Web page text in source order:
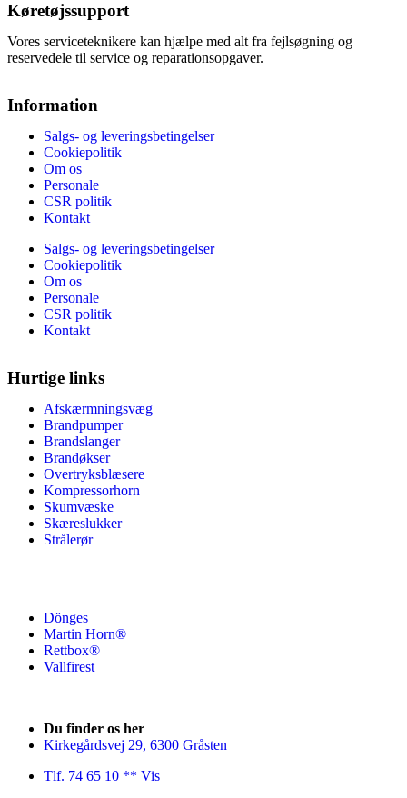
Køretøjssupport
Vores serviceteknikere kan hjælpe med alt fra fejlsøgning og
reservedele til service og reparationsopgaver.
Information
Salgs- og leveringsbetingelser
Cookiepolitik
Om os
Personale
CSR politik
Kontakt
Salgs- og leveringsbetingelser
Cookiepolitik
Om os
Personale
CSR politik
Kontakt
Hurtige links
Afskærmningsvæg
Brandpumper
Brandslanger
Brandøkser
Overtryksblæsere
Kompressorhorn
Skumvæske
Skæreslukker
Strålerør
Dönges
Martin Horn®
Rettbox®
Vallfirest
Du finder os her
Kirkegårdsvej 29, 6300 Gråsten
Tlf. 74 65 10 ** Vis